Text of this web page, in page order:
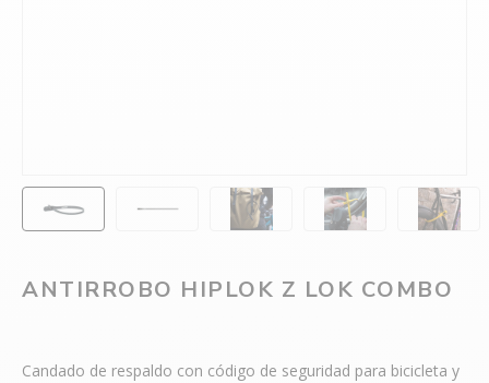
ANTIRROBO HIPLOK Z LOK COMBO
Candado de respaldo con código de seguridad para bicicleta y